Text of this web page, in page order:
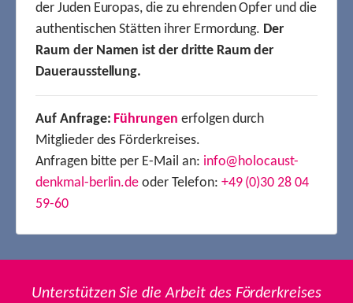
der Juden Europas, die zu ehrenden Opfer und die
authentischen Stätten ihrer Ermordung. Der
Raum der Namen ist der dritte Raum der
Dauerausstellung.
Auf Anfrage: Führungen erfolgen durch
Mitglieder des Förderkreises.
Anfragen bitte per E-Mail an: info@holocaust-
denkmal-berlin.de oder Telefon: +49 (0)30 28 04
59-60
Unterstützen Sie die Arbeit des Förderkreises